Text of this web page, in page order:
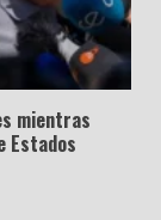
mientras
Estados